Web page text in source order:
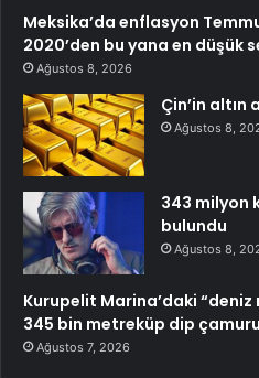
Meksika’da enflasyon
2020’den bu yana en düşük
Ağustos 8, 2026
Çin’in altın
Ağustos 8,
343 milyon
bulundu
Ağustos 8,
Kurupelit Marina’daki
345 bin metreküp dip
Ağustos 7, 2026